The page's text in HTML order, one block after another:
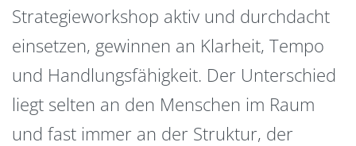
Strategieworkshop aktiv und durchdacht
einsetzen, gewinnen an Klarheit, Tempo
und Handlungsfähigkeit. Der Unterschied
liegt selten an den Menschen im Raum
und fast immer an der Struktur, der